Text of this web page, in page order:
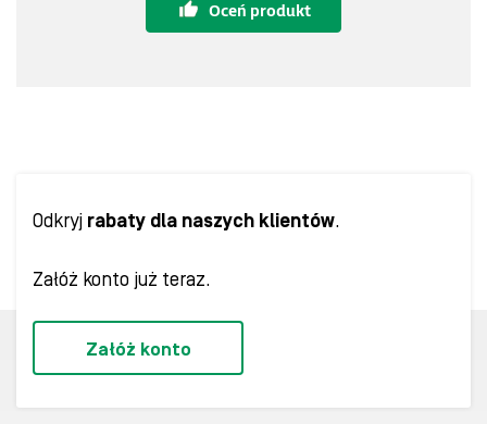
Oceń produkt
Odkryj rabaty dla naszych klientów.
Załóż konto już teraz.
Załóż konto